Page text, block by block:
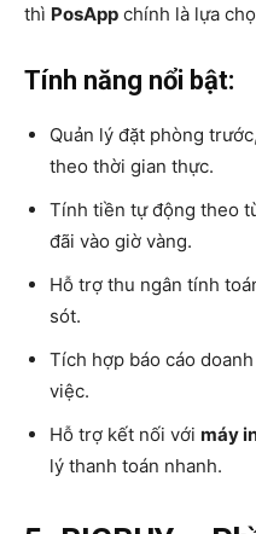
thì PosApp chính là lựa
Tính năng nổi bật:
Quản lý đặt phòng
theo thời gian thực.
Tính tiền tự động theo
đãi vào giờ vàng.
Hỗ trợ thu ngân tính
sót.
Tích hợp báo cáo
việc.
Hỗ trợ kết nối với máy
lý thanh toán nhanh.